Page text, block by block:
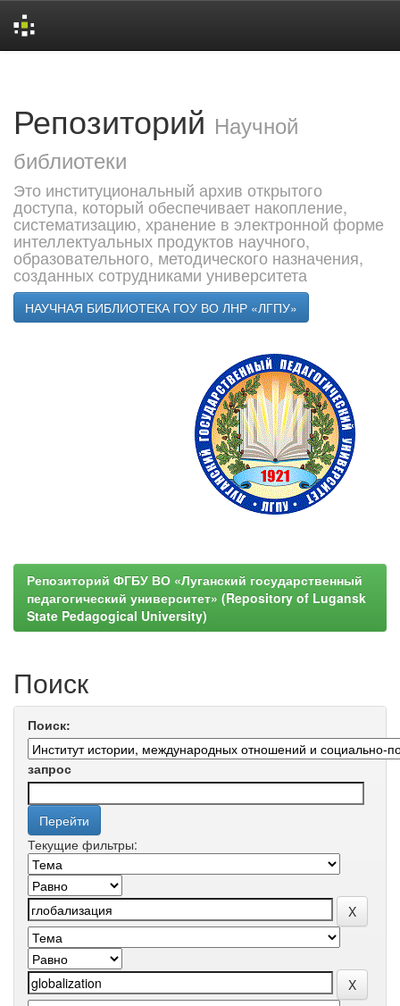
Репозиторий Научной
библиотеки
Это институциональный архив открытого
доступа, который обеспечивает накопление,
систематизацию, хранение в электронной форме
интеллектуальных продуктов научного,
образовательного, методического назначения,
созданных сотрудниками университета
НАУЧНАЯ БИБЛИОТЕКА ГОУ ВО ЛНР «ЛГПУ»
Репозиторий ФГБУ ВО «Луганский государственный
педагогический университет» (Repository of Lugansk
State Pedagogical University)
Поиск
Поиск:
запрос
Текущие фильтры: